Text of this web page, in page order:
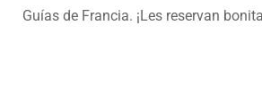
Guías de Francia. ¡Les reservan